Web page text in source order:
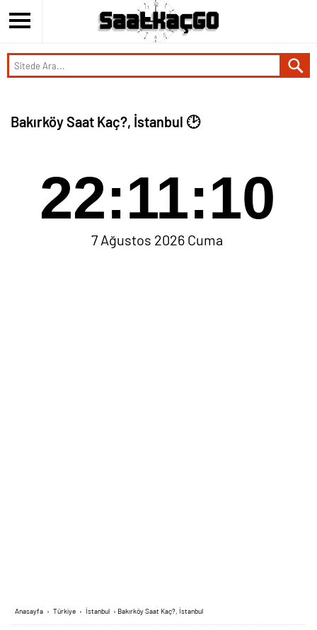
Bakırköy Saat Kaç?, İstanbul 🕑
22:11:10
7 Ağustos 2026 Cuma
Anasayfa › Türkiye › İstanbul › Bakırköy Saat Kaç?, İstanbul